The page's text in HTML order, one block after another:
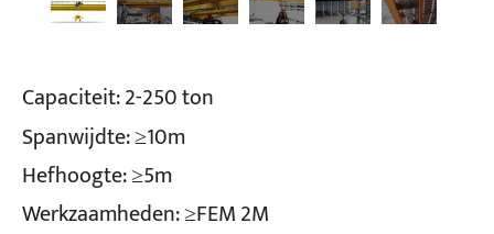
Capaciteit: 2-250 ton
Spanwijdte: ≥10m
Hefhoogte: ≥5m
Werkzaamheden: ≥FEM 2M